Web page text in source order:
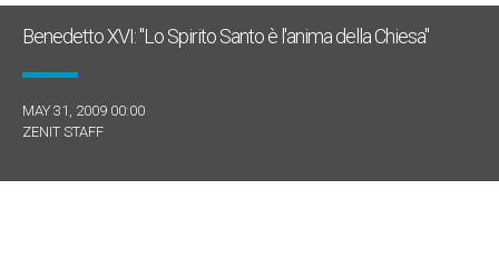
Benedetto XVI: "Lo Spirito Santo è l'anima della Chiesa"
MAY 31, 2009 00:00
ZENIT STAFF